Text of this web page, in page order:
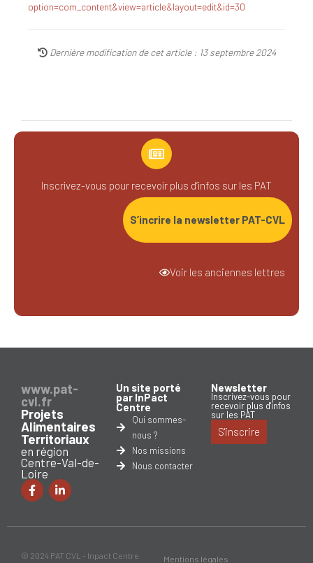
option=com_content&view=article&layout=edit&id=30
Dernière modification de cet article : 13 septembre 2024
Inscrivez-vous pour recevoir plus d’infos sur les PAT
S’incrire la newsletter PAT-CVL
Voir les anciennes lettres
www.pat-
cvl.fr
Projets
Alimentaires
Territoriaux
en région
Centre-Val-de-
Loire
Un site porté
par InPact
Centre
Qui sommes-
nous ?
Nos missions
Nous contacter
Newsletter
Inscrivez-vous pour
recevoir plus d'infos
sur les PAT
S'inscrire
© 2024 PAT CVL - Inpact Centre Mentions légales